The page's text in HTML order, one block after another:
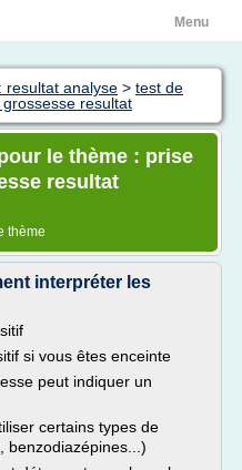
Menu
resultat analyse > test de
resultat
le thème : prise
resultat
thème
interpréter les
si vous êtes enceinte
peut indiquer un
certains types de
benzodiazépines...)